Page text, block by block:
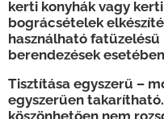
kerti konyhák vagy
bográcsételek
használható
berendezések
Tisztítása egyszerű –
egyszerűen
köszönhetően nem